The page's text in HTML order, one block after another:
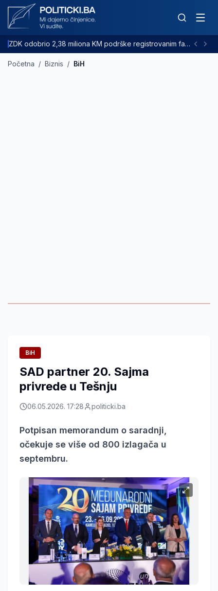
ZDK odobrio 2,38 miliona KM podrške registrovanim farmama goveda
Početna / Biznis / BiH
BiH
SAD partner 20. Sajma
privrede u Tešnju
06.05.2026. 17:28 politicki.ba
Potpisan memorandum o saradnji,
očekuje se više od 800 izlagača u
septembru.